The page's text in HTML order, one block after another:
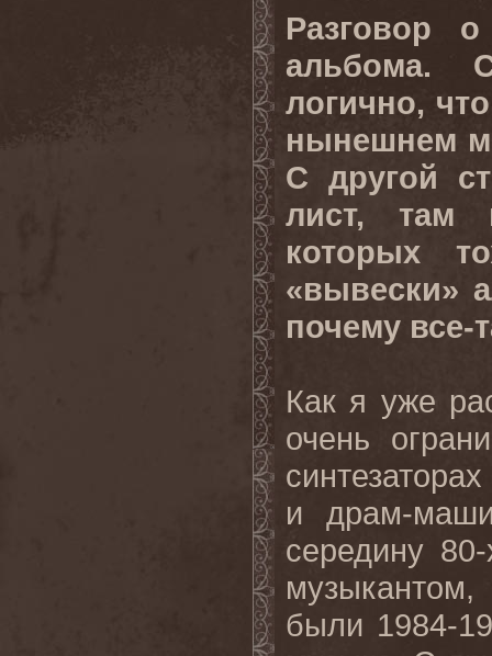
Разговор
альбома.
логично,
нынешнем
С другой
лист, там
которых
«вывески»
почему все-
Как я уже
очень
и драм-
середину
были 1984-